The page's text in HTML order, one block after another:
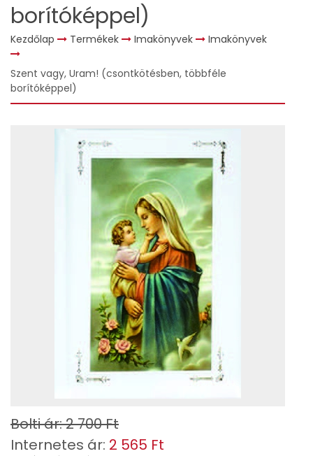
borítóképpel)
Kezdőlap Termékek Imakönyvek Imakönyvek
Szent vagy, Uram! (csontkötésben, többféle
borítóképpel)
Bolti ár: 2 700 Ft
Internetes ár: 2 565 Ft